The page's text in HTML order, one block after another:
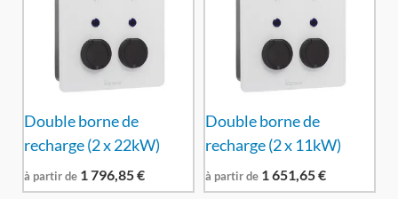
Double borne de
recharge (2 x 22kW)
à partir de 1 796,85€
Double borne de
recharge (2 x 11kW)
à partir de 1 651,65€